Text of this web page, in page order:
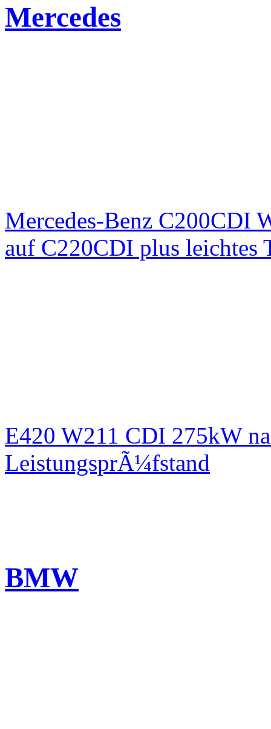
Mercedes
Mercedes-Benz C200CDI
auf C220CDI plus
E420 W211 CDI 275kW
LeistungsprÃ¼fstand
BMW